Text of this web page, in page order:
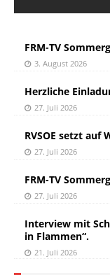
FRM-TV
3. August 2026
Herzliche
27. Juli 2026
RVSOE setzt auf
27. Juli 2026
FRM-TV
27. Juli 2026
Interview mit
in Flammen“.
21. Juli 2026